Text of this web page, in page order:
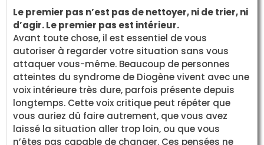
Le premier pas n’est pas de nettoyer, ni de trier, ni
d’agir. Le premier pas est intérieur.
Avant toute chose, il est essentiel de vous
autoriser à regarder votre situation sans vous
attaquer vous-même. Beaucoup de personnes
atteintes du syndrome de Diogène vivent avec une
voix intérieure très dure, parfois présente depuis
longtemps. Cette voix critique peut répéter que
vous auriez dû faire autrement, que vous avez
laissé la situation aller trop loin, ou que vous
n’êtes pas capable de changer. Ces pensées ne